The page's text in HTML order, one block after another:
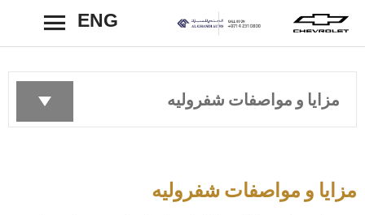
ENG رجوع
مزايا و مواصفات شفروليه
مزايا و مواصفات شفروليه